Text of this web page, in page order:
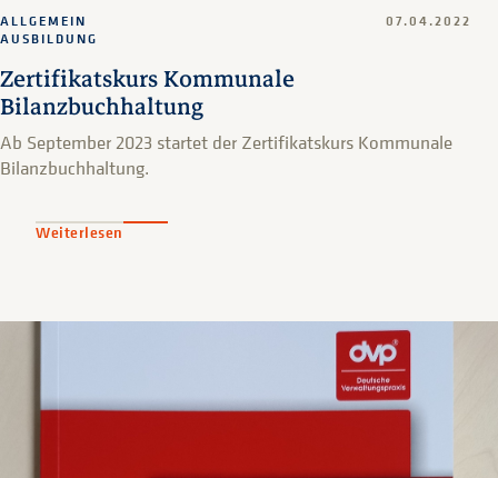
Zertifikatskurs Kommunale
Bilanzbuchhaltung
ALLGEMEIN
AUSBILDUNG
07.04.2022
Ab September 2023 startet der Zertifikatskurs Kommunale
Bilanzbuchhaltung.
Weiterlesen